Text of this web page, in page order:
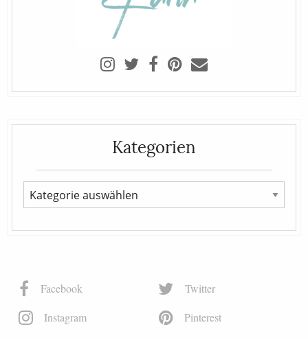
Kategorien
Facebook
Twitter
Instagram
Pinterest